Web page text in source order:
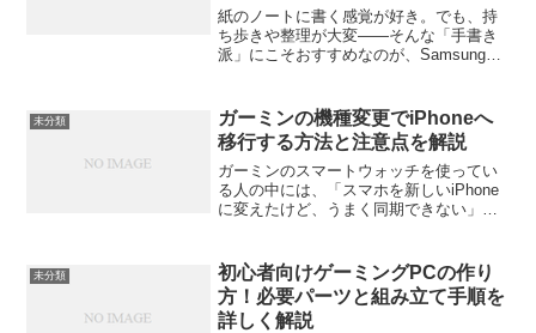
紙のノートに書く感覚が好き。でも、持
ち歩きや整理が大変——そんな「手書き
派」にこそおすすめなのが、Samsung
の組み合わせなら、まるで本物のノート
のような...
未分類
ガーミンの機種変更でiPhoneへ
移行する方法と注意点を解説
ガーミンのスマートウォッチを使ってい
る人の中には、「スマホを新しいiPhone
に変えたけど、うまく同期できない」
ミンの機種変更でiPhoneへ移行する方法
と注意点を、実...
未分類
初心者向けゲーミングPCの作り
方！必要パーツと組み立て手順を
詳しく解説